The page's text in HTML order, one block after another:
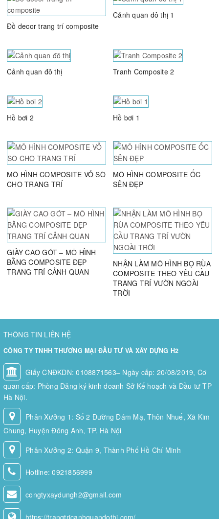
Đồ decor trang trí composite
Cảnh quan đô thị 1
Cảnh quan đô thị Tranh Composite 2
Hồ bơi 2 Hồ bơi 1
MÔ HÌNH COMPOSITE VỎ SÒ
CHO TRANG TRÍ
MÔ HÌNH COMPOSITE ỐC
SÊN ĐẸP
GIÀY CAO GÓT – MÔ HÌNH
BẰNG COMPOSITE ĐẸP
TRANG TRÍ CẢNH QUAN
NHẬN LÀM MÔ HÌNH BỌ RÙA
COMPOSITE THEO YÊU CẦU
TRANG TRÍ VƯỜN NGOÀI
TRỜI
THÔNG TIN LIÊN HỆ
CÔNG TY TNHH THƯƠNG MẠI ĐẦU TƯ VÀ XÂY DỰNG H2
Giấy CNĐKDN: 0108871563– Ngày cấp: 20/08/2019, Cơ
quan cấp: Phòng Đăng ký kinh doanh Sở Kế hoạch và Đầu tư TP
Hà Nội.
Phân Xưởng 1: Số 2 Đường Đám Mạ, Thôn Nhuế, Xã Kim
Chung, Huyện Đông Anh, TP. Hà Nội
Phân Xưởng 2: Quận 9, Thành Phố Hồ Chí Minh
Hotline:0921856999
congtyxaydungh2@gmail.com